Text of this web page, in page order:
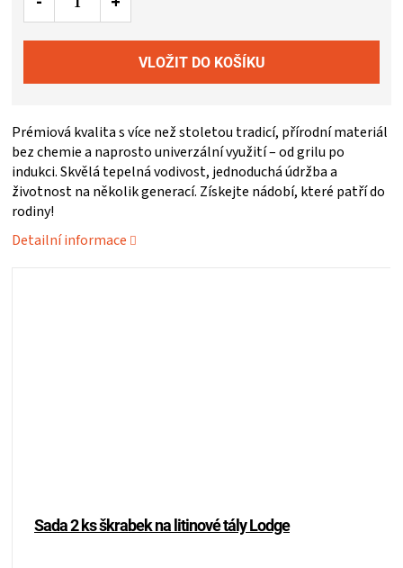
VENKOVNÍ
KUCHYNĚ
KNIHY
Prémiová kvalita s více než stoletou tradicí, přírodní materiál
bez chemie a naprosto univerzální využití – od grilu po
indukci. Skvělá tepelná vodivost, jednoduchá údržba a
životnost na několik generací. Získejte nádobí, které patří do
rodiny!
Detailní informace
Sada 2 ks škrabek na litinové tály Lodge